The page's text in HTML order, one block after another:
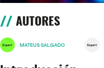
AUTORES
MATEUS SALGADO